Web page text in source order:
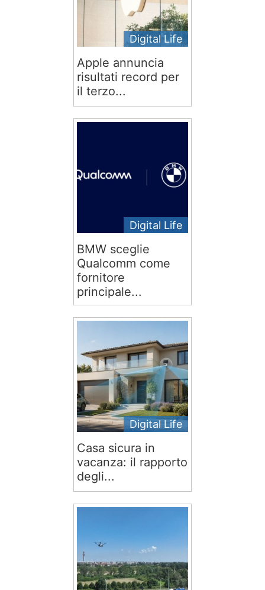
Digital Life
Apple annuncia
risultati record per
il terzo...
Digital Life
BMW sceglie
Qualcomm come
fornitore
principale...
Digital Life
Casa sicura in
vacanza: il rapporto
degli...